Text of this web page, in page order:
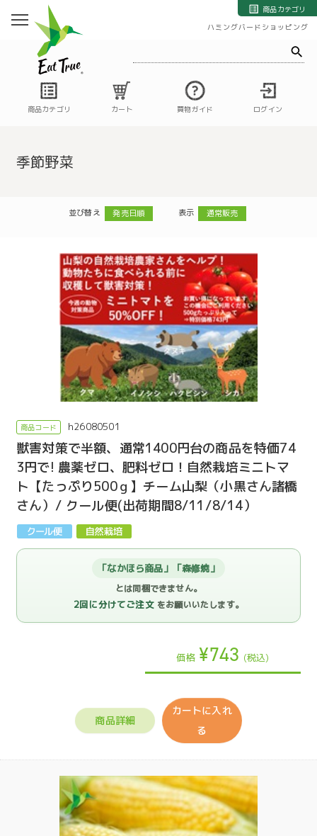
商品カテゴリ
ハミングバードショッピング
商品カテゴリ カート 買物ガイド ログイン
季節野菜
並び替え 発売日順 表示 通常販売
h26080501
獣害対策で半額、通常1400円台の商品を特価74
3円で! 農薬ゼロ、肥料ゼロ！自然栽培ミニトマ
ト【たっぷり500ｇ】チーム山梨（小黒さん諸橋
さん）/ クール便(出荷期間8/11/8/14）
「なかほら商品」「森修焼」
とは同梱できません。
2回に分けてご注文 をお願いいたします。
価格 ¥743 (税込)
商品詳細
カートに入れ
る